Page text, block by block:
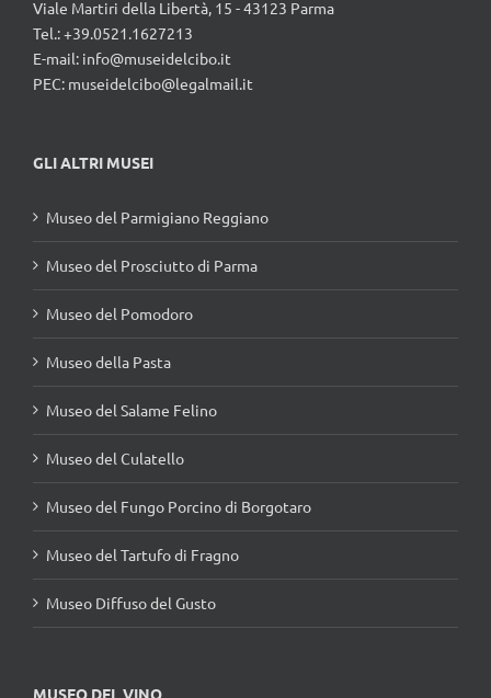
Tel.: +39.0521.1627213
E-mail: info@museidelcibo.it
PEC: museidelcibo@legalmail.it
GLI ALTRI MUSEI
Museo del Parmigiano Reggiano
Museo del Prosciutto di Parma
Museo del Pomodoro
Museo della Pasta
Museo del Salame Felino
Museo del Culatello
Museo del Fungo Porcino di Borgotaro
Museo del Tartufo di Fragno
Museo Diffuso del Gusto
MUSEO DEL VINO